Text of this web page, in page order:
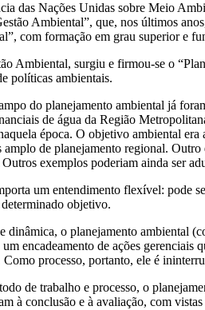
das Nações Unidas sobre Meio
Ambiental”, que, nos últimos
com formação em grau superior e
Ambiental, surgiu e firmou-se o
políticas ambientais.
do planejamento ambiental já
de água da Região
época. O objetivo ambiental
de planejamento regional.
exemplos poderiam ainda ser
um entendimento flexível: pode
objetivo.
dinâmica, o planejamento ambiental
um encadeamento de ações gerenciais
processo, portanto, ele é
de trabalho e processo, o
à conclusão e à avaliação, com